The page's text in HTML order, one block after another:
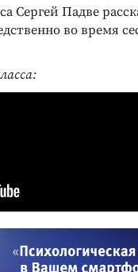
Сергей Падве
во время